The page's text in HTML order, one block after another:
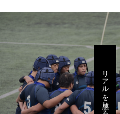
リアルを感じろ